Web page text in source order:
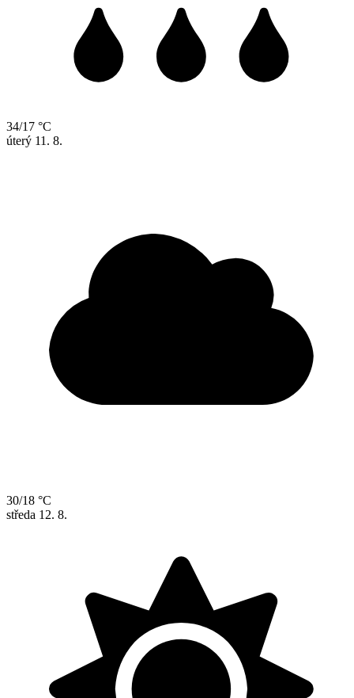
34/17 °C
úterý 11. 8.
30/18 °C
středa 12. 8.